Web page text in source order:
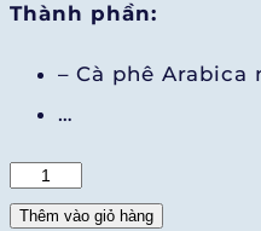
Thành phần:
– Cà phê Arabica
…
Americano
(Hot
Thêm vào giỏ hàng